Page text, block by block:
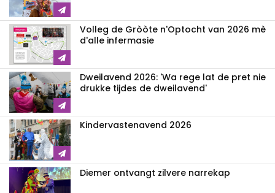
Volleg de Gròòte n'Optocht van 2026 mè
d'alle infermasie
Dweilavend 2026: 'Wa rege lat de pret nie
drukke tijdes de dweilavend'
Kindervastenavend 2026
Diemer ontvangt zilvere narrekap